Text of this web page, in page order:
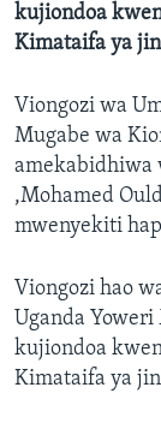
kujiondoa
Kimataifa ya
Viongozi wa
Mugabe wa
amekabidhiwa
,Mohamed
mwenyekiti
Viongozi hao
Uganda
kujiondoa
Kimataifa ya